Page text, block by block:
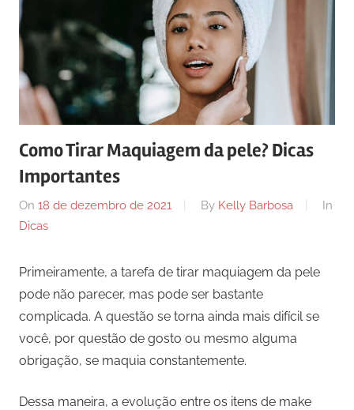
Como Tirar Maquiagem da pele? Dicas
Importantes
On 18 de dezembro de 2021 By Kelly Barbosa
In
Dicas
Primeiramente, a tarefa de tirar maquiagem da pele
pode não parecer, mas pode ser bastante
complicada. A questão se torna ainda mais difícil se
você, por questão de gosto ou mesmo alguma
obrigação, se maquia constantemente.
Dessa maneira, a evolução entre os itens de make